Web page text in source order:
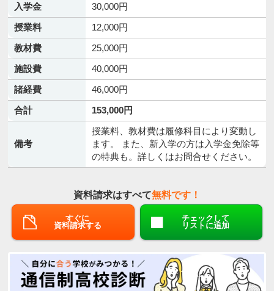
入学金
30,000円
授業料
12,000円
教材費
25,000円
施設費
40,000円
諸経費
46,000円
合計
153,000円
備考
授業料、教材費は履修科目により変動し
ます。 また、新入学の方は入学金免除等
の特典も。詳しくはお問合せください。
資料請求はすべて無料です！
すぐに
資料請求する
チェックして
リストに追加